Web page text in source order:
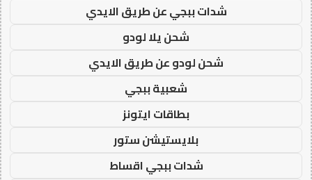
شدات ببجي عن طريق الايدي
شحن يلا لودو
شحن لودو عن طريق الايدي
شعبية ببجي
بطاقات ايتونز
بلايستيشن ستور
شدات ببجي اقساط